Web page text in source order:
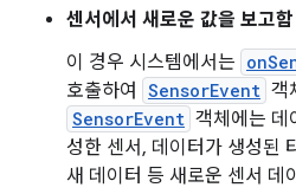
센서에서 새로운 값을 보고함
이 경우 시스템에서는
호출하여
SensorEvent 객
SensorEvent 객체에는 데
성한 센서, 데이터가 생성된
새 데이터 등 새로운 센서 데